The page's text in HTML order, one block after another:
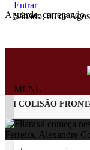
Aguarde,
Entrar
Sábado, 08 de
MENU
COLISÃO
EM ALTA